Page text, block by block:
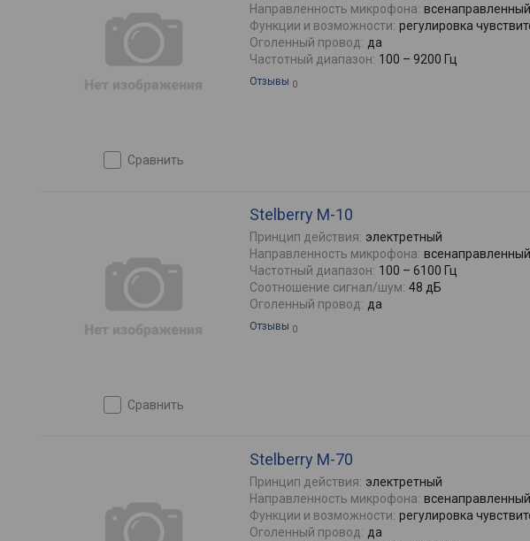
сравнить
Направленность микрофона: всенаправленный
Функции и возможности: регулировка
Оголенный провод: да
Частотный диапазон: 100 – 9200 Гц
Отзывы 0
сравнить
Stelberry M-10
Принцип действия: электретный
Направленность микрофона: всенаправленный
Частотный диапазон: 100 – 6100 Гц
Соотношение сигнал/шум: 48 дБ
Оголенный провод: да
Отзывы 0
Stelberry M-70
Принцип действия: электретный
Направленность микрофона: всенаправленный
Функции и возможности: регулировка
Оголенный провод: да